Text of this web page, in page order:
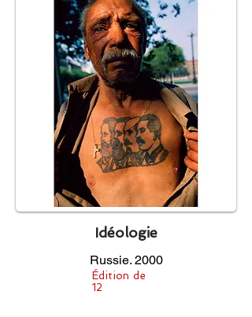
Idéologie
Russie. 2000
Édition de
12